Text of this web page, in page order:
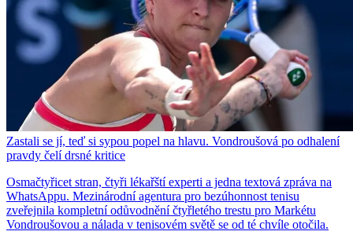
Zastali se jí, teď si sypou popel na hlavu. Vondroušová po odhalení
pravdy čelí drsné kritice
Osmačtyřicet stran, čtyři lékařští experti a jedna textová zpráva na
WhatsAppu. Mezinárodní agentura pro bezúhonnost tenisu
zveřejnila kompletní odůvodnění čtyřletého trestu pro Markétu
Vondroušovou a nálada v tenisovém světě se od té chvíle otočila.